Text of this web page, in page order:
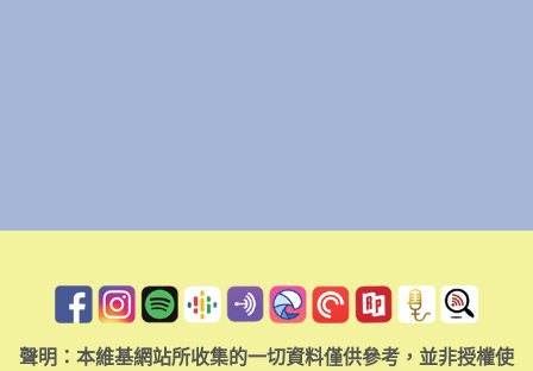
聲明：本維基網站所收集的一切資料僅供參考，並非授權使